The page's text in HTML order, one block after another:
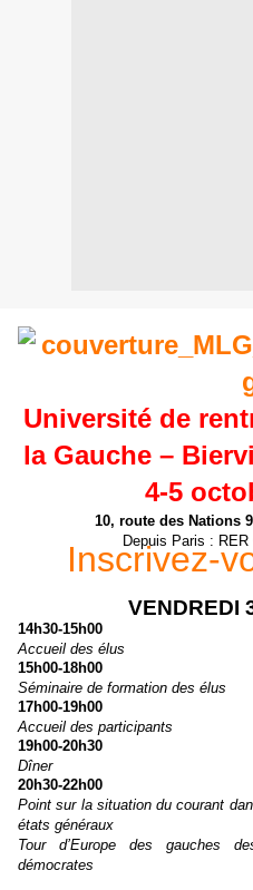
Université de
la Gauche –
4-5
10, route des Nations
Depuis Paris : RER
Inscrivez-
VENDREDI
14h30-15h00
Accueil des élus
15h00-18h00
Séminaire de formation des élus
17h00-19h00
Accueil des participants
19h00-20h30
Dîner
20h30-22h00
Point sur la situation du courant
états généraux
Tour d’Europe des gauches
démocrates